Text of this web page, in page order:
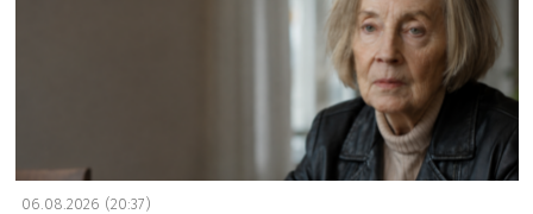
06.08.2026 (20:37)